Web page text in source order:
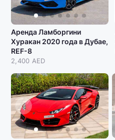
Аренда Ламборгини
Хуракан 2020 года в Дубае,
REF-8
2,400 AED